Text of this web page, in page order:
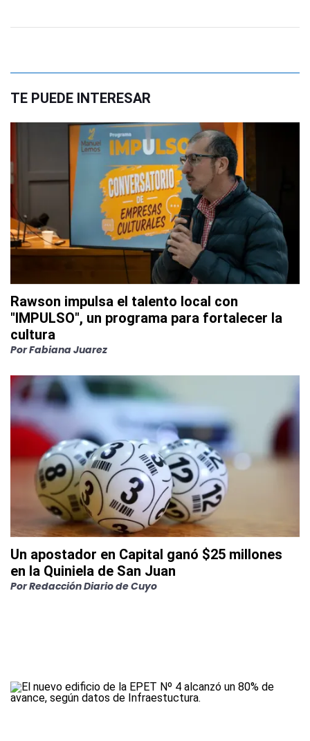
TE PUEDE INTERESAR
Rawson impulsa el talento local con
"IMPULSO", un programa para fortalecer la
cultura
PorFabiana Juarez
Un apostador en Capital ganó $25 millones
en la Quiniela de San Juan
PorRedacción Diario de Cuyo